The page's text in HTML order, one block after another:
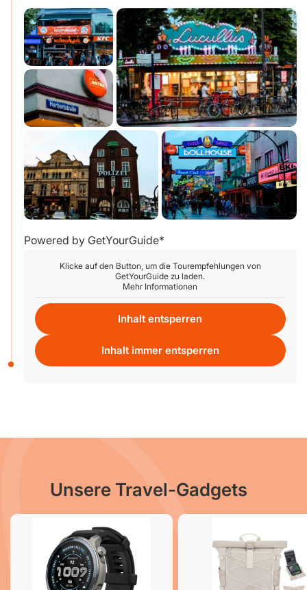
Powered by GetYourGuide
Klicke auf den Button, um die Tourempfehlungen von
GetYourGuide zu laden.
Mehr Informationen
Inhalt entsperren
Inhalt immer entsperren
Unsere Travel-Gadgets